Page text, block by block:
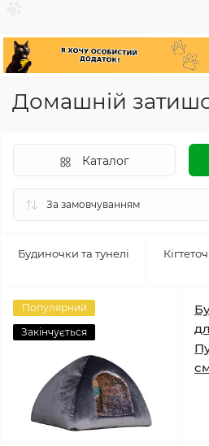
Домашній
Каталог
Будиночки та тунелі
Популярний
Закінчується